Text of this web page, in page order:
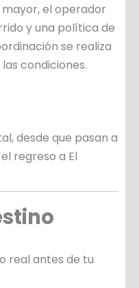
el operador
y una política de
se realiza
condiciones.
desde que pasan a
regreso a El
real antes de tu